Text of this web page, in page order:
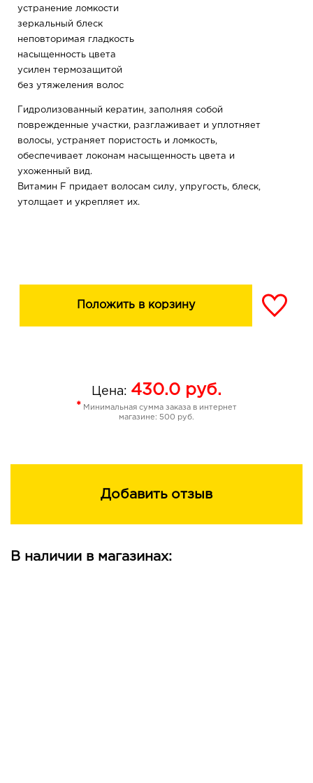
устранение ломкости
зеркальный блеск
неповторимая гладкость
насыщенность цвета
усилен термозащитой
без утяжеления волос
Гидролизованный кератин, заполняя собой
поврежденные участки, разглаживает и уплотняет
волосы, устраняет пористость и ломкость,
обеспечивает локонам насыщенность цвета и
ухоженный вид.
Витамин F придает волосам силу, упругость, блеск,
утолщает и укрепляет их.
Положить в корзину
Цена: 430.0 руб.
* Минимальная сумма заказа в интернет
магазине: 500 руб.
Добавить отзыв
В наличии в магазинах: